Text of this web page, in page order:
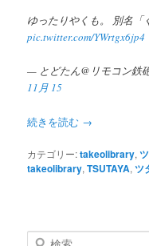
ゆったりやくも。 別名
pic.twitter.com/YWrtgx6jp4
— とどたん@リモコン鉄
11月 15
続きを読む →
カテゴリー:takeolibrary,
takeolibrary,TSUTAYA,ツ
検